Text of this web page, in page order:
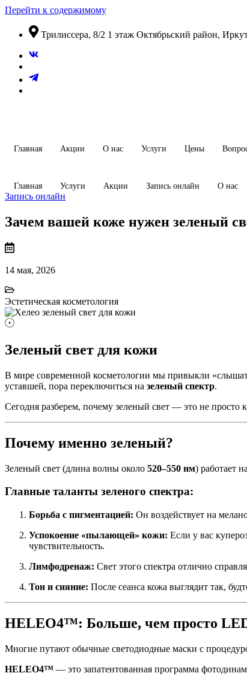
Перейти к содержимому
​Трилиссера, 8/2​ 1 этаж​ Октябрьский район,
Главная Акции О нас Услуги Цены
Главная Услуги Акции Запись онлайн О нас
Запись онлайн
Зачем вашей коже нужен зеленый
14 мая, 2026
Эстетическая косметология
Зеленый свет для кожи
В мире современной косметологии мы привыкли
уставшей, пора переключиться на зеленый спектр.
Сегодня разберем, почему зеленый свет — это не просто
Почему именно зеленый?
Зеленый свет (длина волны около 520–550 нм) работает
Главные таланты зеленого спектра:
Борьба с пигментацией: Он воздействует на
Успокоение «пылающей» кожи: Если у вас
чувствительность.
Лимфодренаж: Свет этого спектра отлично
Тон и сияние: После сеанса кожа выглядит так,
HELEO4™: Больше, чем просто
Многие путают обычные светодиодные маски с
HELEO4™ — это запатентованная программа